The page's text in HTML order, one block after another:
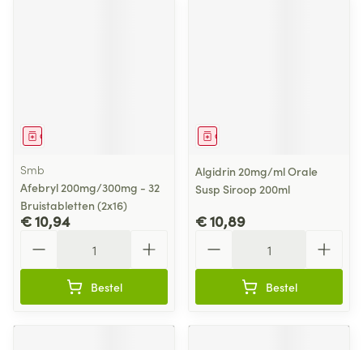
Geneesmiddel
Smb
Afebryl 200mg/300mg - 32
Bruistabletten (2x16)
€ 10,94
Bestel
Geneesmiddel
Algidrin 20mg/ml Orale
Susp Siroop 200ml
€ 10,89
Bestel